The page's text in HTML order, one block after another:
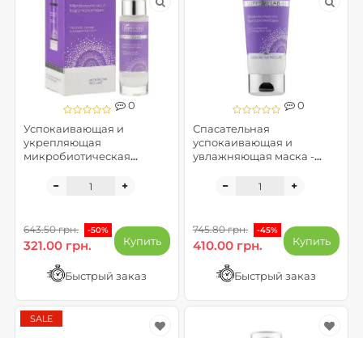
0
Успокаивающая и
укрепляющая
микробиотическая
Microbiome Pro Care
643.50 грн. -50%
321.00 грн. Купить
Быстрый заказ
0
Спасательная
успокаивающая и
увлажняющая маска -
Pro Care ( до 10.2026)
745.80 грн. -45%
410.00 грн. Купить
Быстрый заказ
SALE